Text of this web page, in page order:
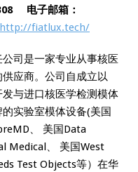
电子邮箱：
http://fiatlux.tech/
公司是一家专业从事核医
应商。公司自成立以
与进口核医学检测模体
实验室模体设备(美国
、 美国Data
Medical、 美国West
Test Objects等）在华